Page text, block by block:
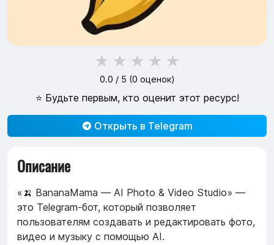
★ ★ ★ ★ ★
0.0 / 5 (0 оценок)
⭐ Будьте первым, кто оценит этот ресурс!
Открыть в Telegram
Описание
«🍌 BananaMama — AI Photo & Video Studio» —
это Telegram-бот, который позволяет
пользователям создавать и редактировать фото,
видео и музыку с помощью AI.